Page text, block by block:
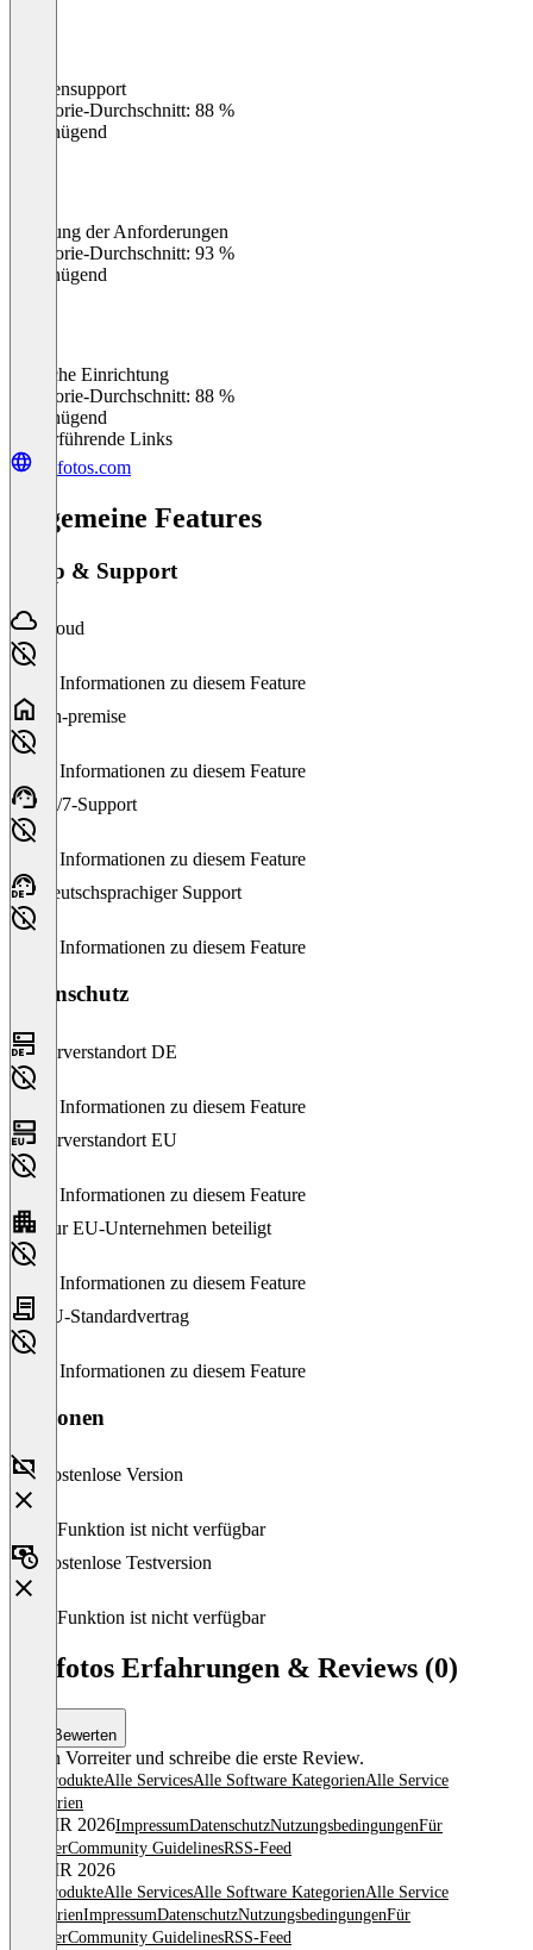
Kundensupport
Kategorie-Durchschnitt: 88 %
Ungenügend
Erfüllung der Anforderungen
Kategorie-Durchschnitt: 93 %
Ungenügend
Einfache Einrichtung
Kategorie-Durchschnitt: 88 %
Ungenügend
Weiterführende Links
tonfotos.com
Allgemeine Features
Setup & Support
Cloud
Keine Informationen zu diesem Feature
On-premise
Keine Informationen zu diesem Feature
24/7-Support
Keine Informationen zu diesem Feature
Deutschsprachiger Support
Keine Informationen zu diesem Feature
Datenschutz
Serverstandort DE
Keine Informationen zu diesem Feature
Serverstandort EU
Keine Informationen zu diesem Feature
Nur EU-Unternehmen beteiligt
Keine Informationen zu diesem Feature
EU-Standardvertrag
Keine Informationen zu diesem Feature
Versionen
Kostenlose Version
Diese Funktion ist nicht verfügbar
Kostenlose Testversion
Diese Funktion ist nicht verfügbar
Tonfotos Erfahrungen & Reviews (0)
Bewerten
Sei ein Vorreiter und schreibe die erste Review.
Alle ProdukteAlle ServicesAlle Software KategorienAlle Service
Kategorien
© OMR 2026ImpressumDatenschutzNutzungsbedingungenFür
AnbieterCommunity GuidelinesRSS-Feed
© OMR 2026
Alle ProdukteAlle ServicesAlle Software KategorienAlle Service
KategorienImpressumDatenschutzNutzungsbedingungenFür
AnbieterCommunity GuidelinesRSS-Feed